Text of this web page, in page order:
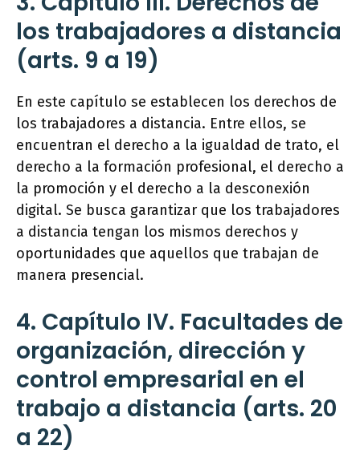
los trabajadores a distancia
(arts. 9 a 19)
En este capítulo se establecen los derechos de
los trabajadores a distancia. Entre ellos, se
encuentran el derecho a la igualdad de trato, el
derecho a la formación profesional, el derecho a
la promoción y el derecho a la desconexión
digital. Se busca garantizar que los trabajadores
a distancia tengan los mismos derechos y
oportunidades que aquellos que trabajan de
manera presencial.
4. Capítulo IV. Facultades de
organización, dirección y
control empresarial en el
trabajo a distancia (arts. 20
a 22)